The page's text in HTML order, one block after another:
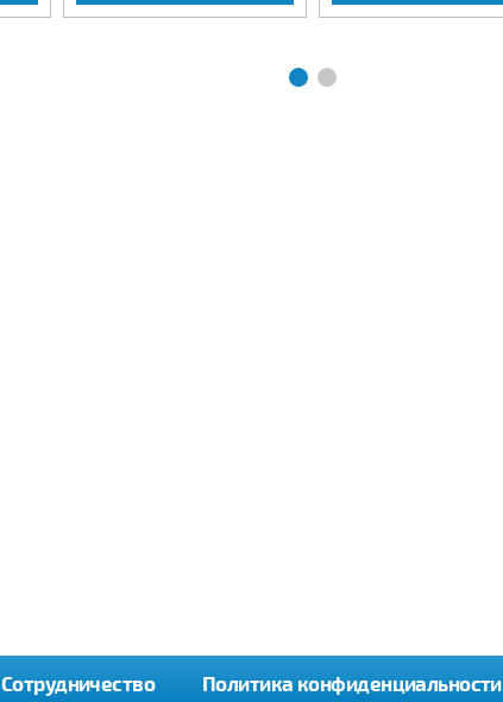
Сотрудничество Политика конфиденциальности